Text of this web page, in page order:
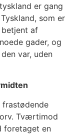
er gang
som er
af
gader, og
var, uden
Tværtimod
foretaget en